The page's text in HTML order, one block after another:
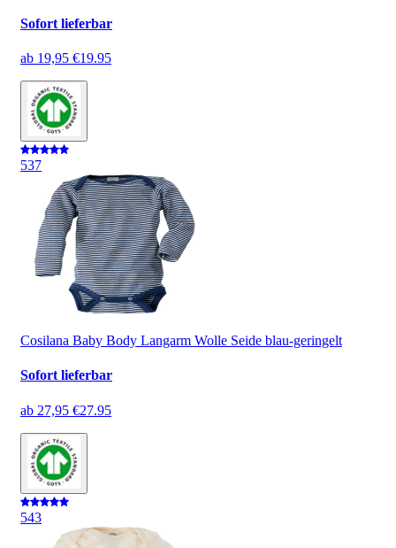
Sofort lieferbar
ab 19,95 €19.95
537
Cosilana Baby Body Langarm Wolle Seide blau-geringelt
Sofort lieferbar
ab 27,95 €27.95
543